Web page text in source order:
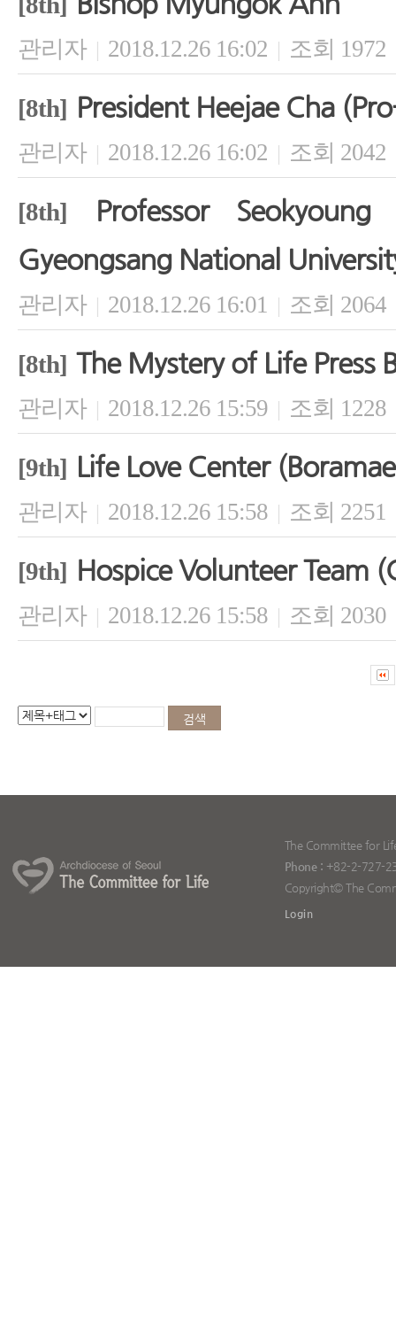
관리자 | 2018.12.26 16:02 | 조회 1972
[8th] President Heejae Cha
관리자 | 2018.12.26 16:02 | 조회 2042
[8th]
Professor
Gyeongsang National
관리자 | 2018.12.26 16:01 | 조회 2064
[8th] The Mystery of Life Press
관리자 | 2018.12.26 15:59 | 조회 1228
[9th] Life Love Center
관리자 | 2018.12.26 15:58 | 조회 2251
[9th] Hospice Volunteer Team
관리자 | 2018.12.26 15:58 | 조회 2030
The Committee for
Phone : +82-2-727-
Copyright© The
Login